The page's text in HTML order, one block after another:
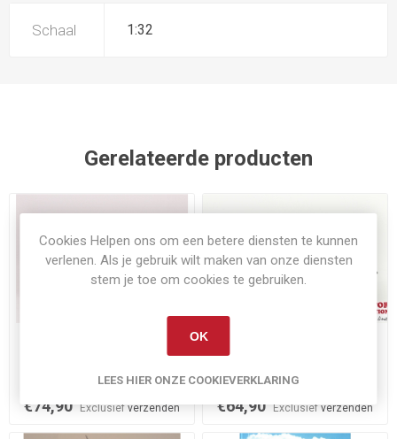
Schaal 1:32
Gerelateerde producten
distelgroen
€74,90 Exclusiefverzenden €64,90 Exclusiefverzenden
Cookies Helpen ons om een betere diensten te kunnen
verlenen. Als je gebruik wilt maken van onze diensten
stem je toe om cookies te gebruiken.
OK
LEES HIER ONZE COOKIEVERKLARING